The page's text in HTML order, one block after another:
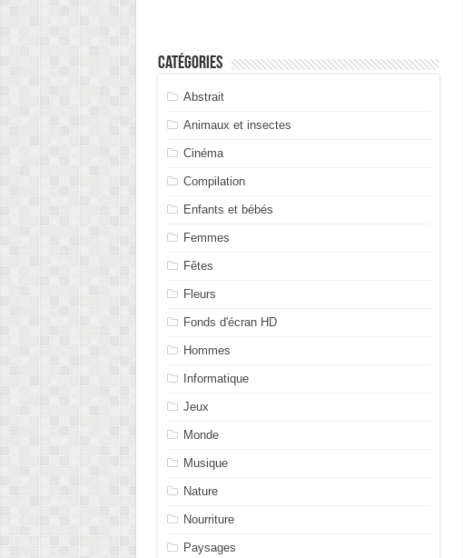
Catégories
Abstrait
Animaux et insectes
Cinéma
Compilation
Enfants et bébés
Femmes
Fêtes
Fleurs
Fonds d'écran HD
Hommes
Informatique
Jeux
Monde
Musique
Nature
Nourriture
Paysages